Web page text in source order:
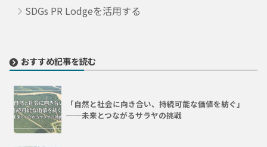
SDGs PR Lodgeを活用する
おすすめ記事を読む
「自然と社会に向き合い、持続可能な価値を紡ぐ」
──未来とつながるサラヤの挑戦